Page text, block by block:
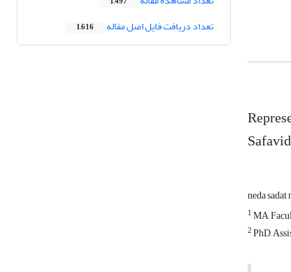
neda
1MA,
2PhD,
تعداد دریافت فایل اصل مقاله 1,616